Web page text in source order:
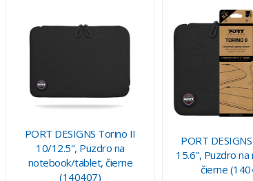
PORT DESIGNS Torino II
10/12.5", Puzdro na
notebook/tablet, čierne
(140407)
PORT
15.6", Puzdro
čierne